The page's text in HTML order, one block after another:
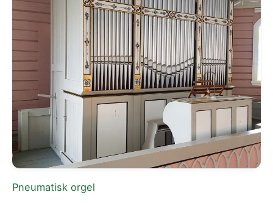
Pneumatisk orgel